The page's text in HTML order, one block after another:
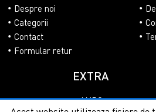
Despre noi
Categorii
Contact
Formular retur
EXTRA
ANPC